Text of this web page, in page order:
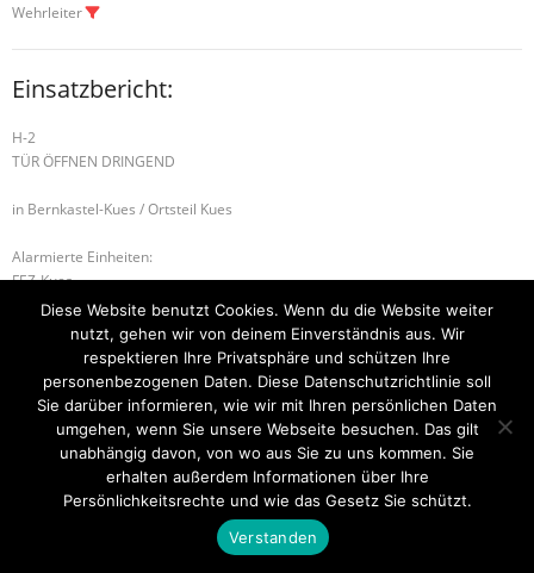
Wehrleiter
Einsatzbericht:
H-2
TÜR ÖFFNEN DRINGEND
in Bernkastel-Kues / Ortsteil Kues
Alarmierte Einheiten:
FEZ-Kues
FF-Kues-Staffel
H-2 TÜR ÖFFNEN DRINGEND B-2 BRANDMELDEANLAGE
Startseite Einsätze Mitglied werden Über uns
Kontakt
Think Up Themes Ltd . Powered by
Diese Website benutzt Cookies. Wenn du die Website weiter
nutzt, gehen wir von deinem Einverständnis aus. Wir
respektieren Ihre Privatsphäre und schützen Ihre
personenbezogenen Daten. Diese Datenschutzrichtlinie soll
Sie darüber informieren, wie wir mit Ihren persönlichen Daten
umgehen, wenn Sie unsere Webseite besuchen. Das gilt
unabhängig davon, von wo aus Sie zu uns kommen. Sie
erhalten außerdem Informationen über Ihre
Persönlichkeitsrechte und wie das Gesetz Sie schützt.
Verstanden